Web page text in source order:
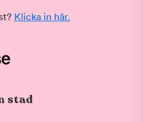
Klicka in här.
stad